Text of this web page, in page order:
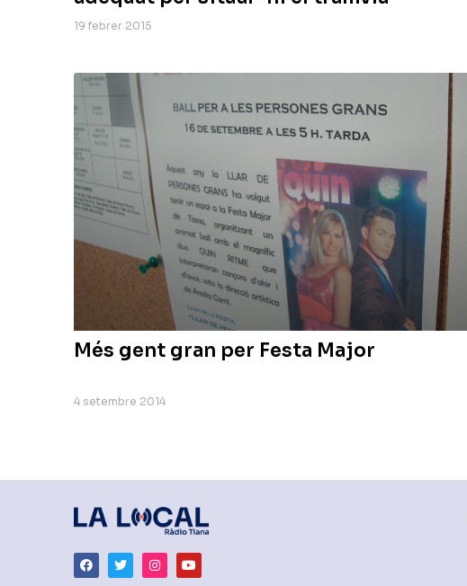
19 febrer 2015
Més gent gran per Festa Major
4 setembre 2014